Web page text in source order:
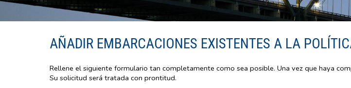
AÑADIR EMBARCACIONES EXISTENTES A LA
Rellene el siguiente formulario tan completamente como sea posible. Una vez que haya
Su solicitud será tratada con prontitud.